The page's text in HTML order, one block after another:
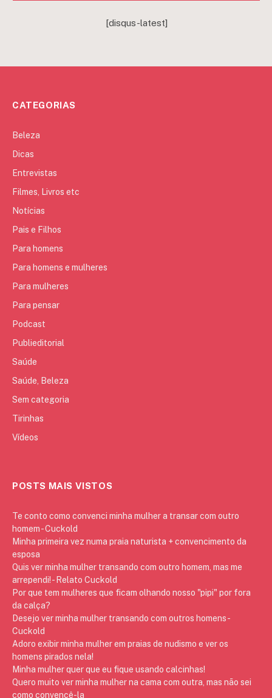
[disqus-latest]
CATEGORIAS
Beleza
Dicas
Entrevistas
Filmes, Livros etc
Notícias
Pais e Filhos
Para homens
Para homens e mulheres
Para mulheres
Para pensar
Podcast
Publieditorial
Saúde
Saúde, Beleza
Sem categoria
Tirinhas
Vídeos
POSTS MAIS VISTOS
Te conto como convenci minha mulher a transar com outro
homem - Cuckold
Minha primeira vez numa praia naturista + convencimento da
esposa
Quis ver minha mulher transando com outro homem, mas me
arrependi! - Relato Cuckold
Por que tem mulheres que ficam olhando nosso "pipi" por fora
da calça?
Desejo ver minha mulher transando com outros homens -
Cuckold
Adoro exibir minha mulher em praias de nudismo e ver os
homens pirados nela!
Minha mulher quer que eu fique usando calcinhas!
Quero muito ver minha mulher na cama com outra, mas não sei
como convencê-la